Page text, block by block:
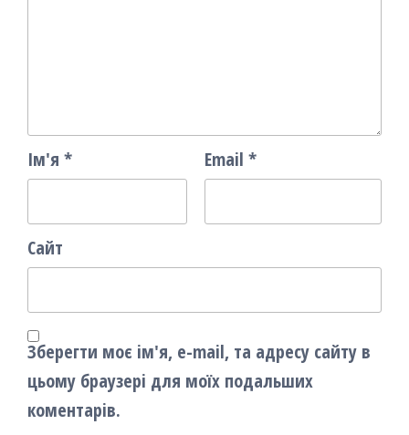
Ім'я * Email *
Сайт
Зберегти моє ім'я, e-mail, та адресу сайту в
цьому браузері для моїх подальших
коментарів.